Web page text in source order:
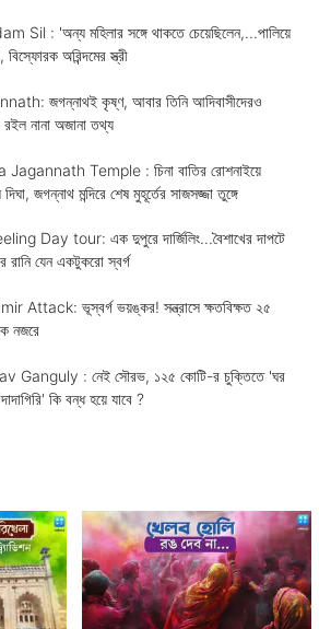
Sil : 'অন্য মহিলার সঙ্গে থাকতে চেয়েছিলেন,...পালিয়ে
বিস্ফোরক অরিন্দমের স্ত্রী
জগন্নাথই কৃষ্ণ, আবার তিনি আদিবাসীদেরও
রইল নানা অজানা তথ্য
Jagannath Temple : চিনা বাতির রোশনাইয়ে
জগন্নাথ মন্দিরে শেষ মুহূর্তের সাজসজ্জা তুঙ্গে
Day tour: এক দুপুরে দার্জিলিং...বৈশাখের দাপটে
রানি যেন একটুকরো স্বর্গ
ভয়ঙ্কর! সন্ত্রাসে ক্ষতবিক্ষত ২৫
নজরে
Ganguly : নেই সৌরভ, ১২৫ কোটি-র চুক্তিতে 'ঘর
কি বন্ধ হয়ে যাবে ?